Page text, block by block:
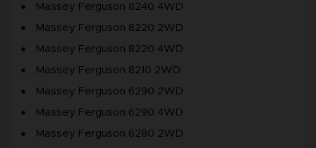
Massey Ferguson 8240 4WD
Massey Ferguson 8220 2WD
Massey Ferguson 8220 4WD
Massey Ferguson 8210 2WD
Massey Ferguson 6290 2WD
Massey Ferguson 6290 4WD
Massey Ferguson 6280 2WD